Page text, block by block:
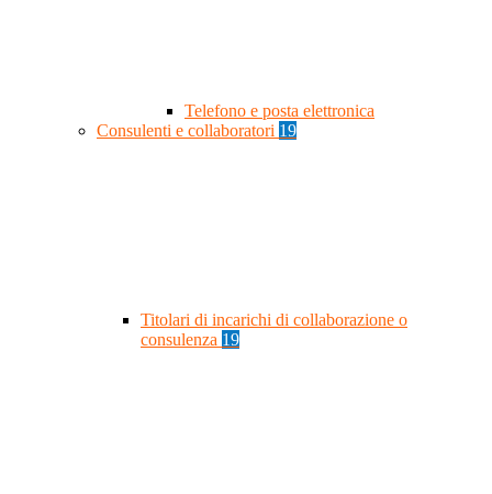
Telefono e posta elettronica
Consulenti e collaboratori 19
Titolari di incarichi di collaborazione o
consulenza 19